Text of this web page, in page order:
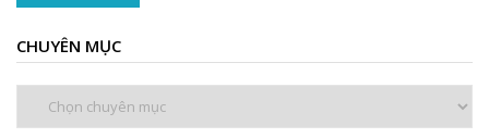
CHUYÊN MỤC